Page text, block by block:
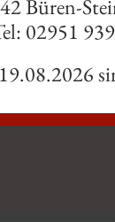
Büren-
02951